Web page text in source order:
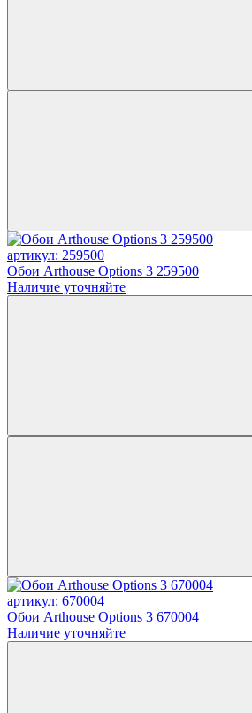
артикул: 259500
Обои Arthouse Options 3 259500
Наличие уточняйте
артикул: 670004
Обои Arthouse Options 3 670004
Наличие уточняйте